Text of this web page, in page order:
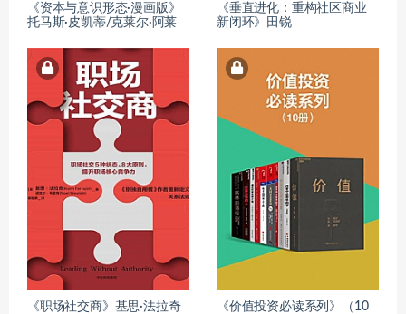
《资本与意识形态·漫画版》
托马斯·皮凯蒂/克莱尔·阿莱
《垂直进化：重构社区商业
新闭环》田锐
《职场社交商》基思·法拉奇
《价值投资必读系列》（10